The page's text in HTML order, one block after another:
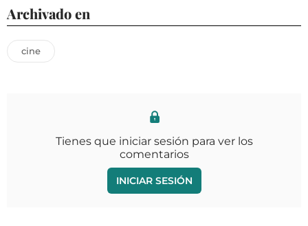
Archivado en
cine
Tienes que iniciar sesión para ver los
comentarios
INICIAR SESIÓN